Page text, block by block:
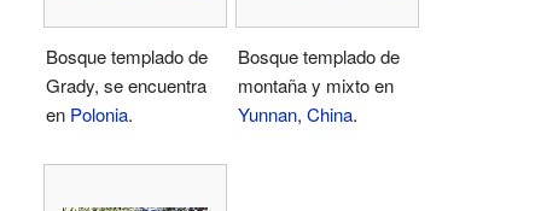
Bosque templado de
Grady, se encuentra
en Polonia.
Bosque templado de
montaña y mixto en
Yunnan, China.